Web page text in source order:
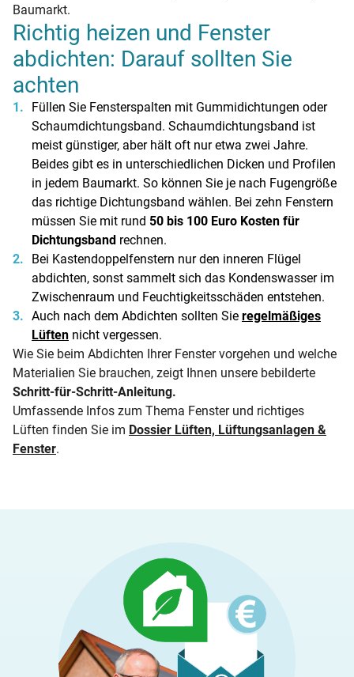
Baumarkt.
Richtig heizen und Fenster
abdichten: Darauf sollten Sie
achten
Füllen Sie Fensterspalten mit Gummidichtungen oder
Schaumdichtungsband. Schaumdichtungsband ist
meist günstiger, aber hält oft nur etwa zwei Jahre.
Beides gibt es in unterschiedlichen Dicken und Profilen
in jedem Baumarkt. So können Sie je nach Fugengröße
das richtige Dichtungsband wählen. Bei zehn Fenstern
müssen Sie mit rund 50 bis 100 Euro Kosten für
Dichtungsband rechnen.
Bei Kastendoppelfenstern nur den inneren Flügel
abdichten, sonst sammelt sich das Kondenswasser im
Zwischenraum und Feuchtigkeitsschäden entstehen.
Auch nach dem Abdichten sollten Sie regelmäßiges
Lüften nicht vergessen.
Wie Sie beim Abdichten Ihrer Fenster vorgehen und welche
Materialien Sie brauchen, zeigt Ihnen unsere bebilderte
Schritt-für-Schritt-Anleitung.
Umfassende Infos zum Thema Fenster und richtiges
Lüften finden Sie im Dossier Lüften, Lüftungsanlagen &
Fenster.